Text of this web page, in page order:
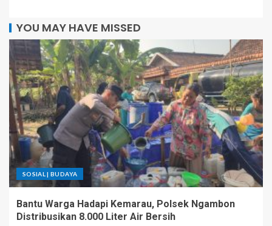
YOU MAY HAVE MISSED
SOSIAL | BUDAYA
Bantu Warga Hadapi Kemarau, Polsek Ngambon
Distribusikan 8.000 Liter Air Bersih